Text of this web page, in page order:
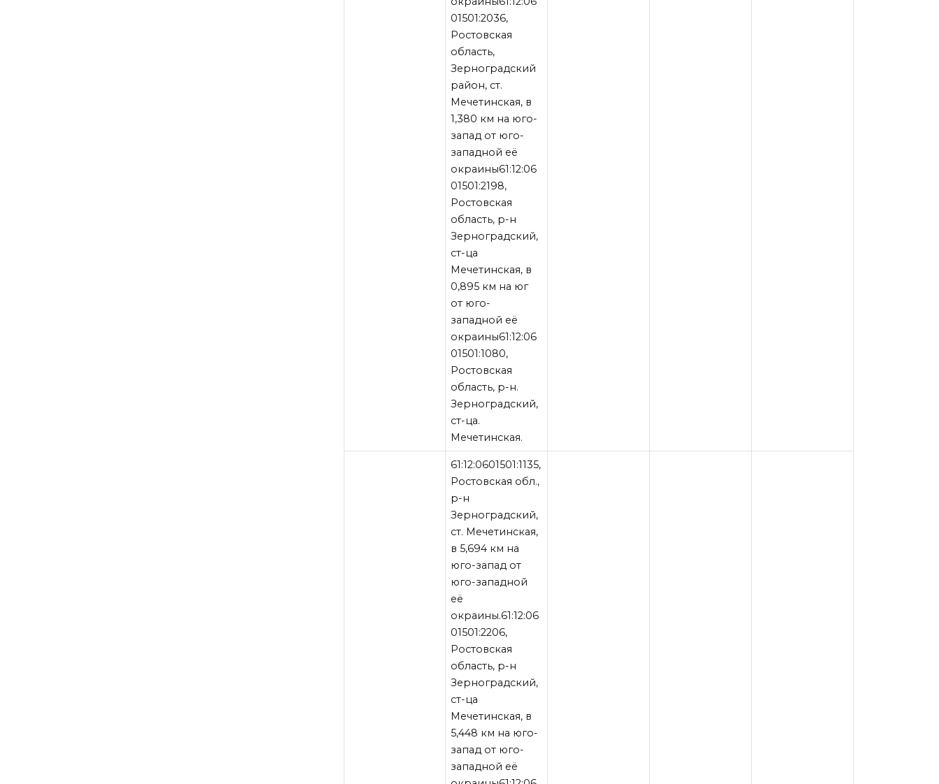
01501:2036,
Ростовская
область,
Зерноградский
район, ст.
Мечетинская, в
1,380 км на юго-
запад от юго-
западной её
окраины61:12:06
01501:2198,
Ростовская
область, р-н
Зерноградский,
ст-ца
Мечетинская, в
0,895 км на юг
от юго-
западной её
окраины61:12:06
01501:1080,
Ростовская
область, р-н.
Зерноградский,
ст-ца.
Мечетинская.
61:12:0601501:1135,
Ростовская обл.,
р-н
Зерноградский,
ст. Мечетинская,
в 5,694 км на
юго-запад от
юго-западной
её
окраины.61:12:06
01501:2206,
Ростовская
область, р-н
Зерноградский,
ст-ца
Мечетинская, в
5,448 км на юго-
запад от юго-
западной её